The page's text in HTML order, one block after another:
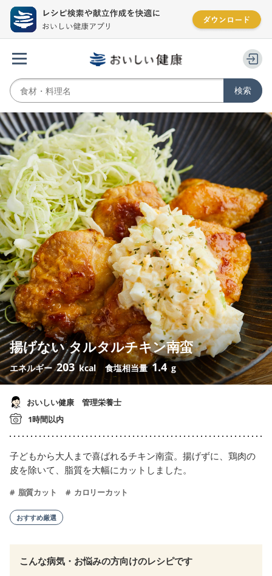
揚げない タルタルチキン南蛮
エネルギー203 kcal 食塩相当量1.4 g
おいしい健康 管理栄養士
1時間以内
子どもから大人まで喜ばれるチキン南蛮。揚げずに、鶏肉の
皮を除いて、脂質を大幅にカットしました。
脂質カット カロリーカット
おすすめ厳選
こんな病気・お悩みの方向けのレシピです